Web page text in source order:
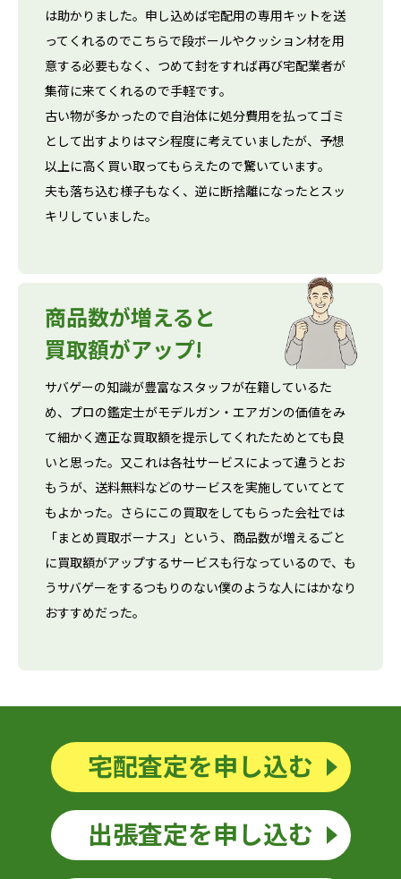
は助かりました。申し込めば宅配用の専用キットを送
ってくれるのでこちらで段ボールやクッション材を用
意する必要もなく、つめて封をすれば再び宅配業者が
集荷に来てくれるので手軽です。
古い物が多かったので自治体に処分費用を払ってゴミ
として出すよりはマシ程度に考えていましたが、予想
以上に高く買い取ってもらえたので驚いています。
夫も落ち込む様子もなく、逆に断捨離になったとスッ
キリしていました。
商品数が増えると
買取額がアップ!
サバゲーの知識が豊富なスタッフが在籍しているた
め、プロの鑑定士がモデルガン・エアガンの価値をみ
て細かく適正な買取額を提示してくれたためとても良
いと思った。又これは各社サービスによって違うとお
もうが、送料無料などのサービスを実施していてとて
もよかった。さらにこの買取をしてもらった会社では
「まとめ買取ボーナス」という、商品数が増えるごと
に買取額がアップするサービスも行なっているので、も
うサバゲーをするつもりのない僕のような人にはかなり
おすすめだった。
宅配査定を申し込む
出張査定を申し込む